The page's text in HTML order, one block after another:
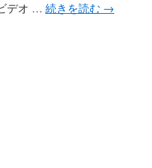
デオ … 続きを読む →